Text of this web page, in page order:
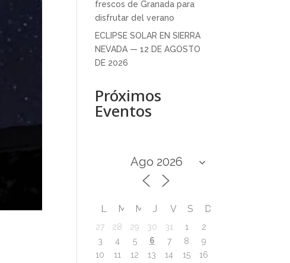
frescos de Granada para
disfrutar del verano
ECLIPSE SOLAR EN SIERRA
NEVADA — 12 DE AGOSTO
DE 2026
Próximos
Eventos
L M M J V S D
27 28 29 30 31 1
2
3
4 5 6 7 8
9
10
11 12 13 14 15
16